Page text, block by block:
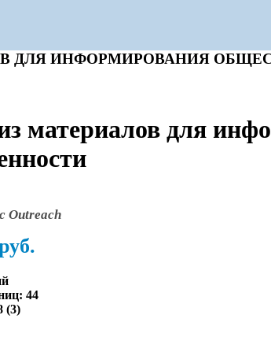
ДЛЯ ИНФОРМИРОВАНИЯ
материалов для
Outreach
уб.
44
(3)